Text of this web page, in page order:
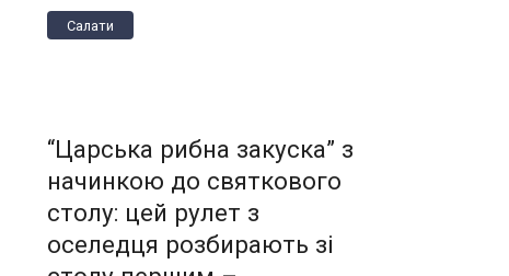
Салати
“Царська рибна закуска” з
начинкою до святкового
столу: цей рулет з
оселедця розбирають зі